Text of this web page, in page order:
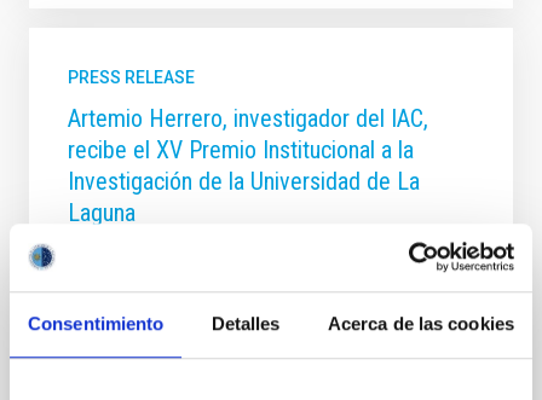
Consentimiento Detalles Acerca de las cookies
PRESS RELEASE
Artemio Herrero, investigador del IAC,
recibe el XV Premio Institucional a la
Investigación de la Universidad de La
Laguna
El catedrático de Astrofísica de la Universidad de La
ha sido distinguido con el XV Premio Institucional a la
Investigación en la categoría general, un